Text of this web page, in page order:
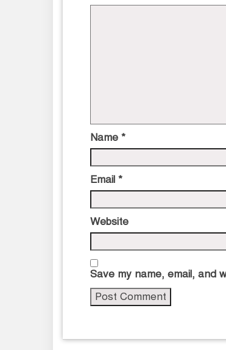
Name *
Email *
Website
Save my name, email, and